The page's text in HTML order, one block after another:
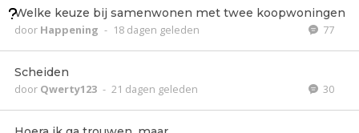
Welke keuze bij samenwonen met twee koopwoningen
door Happening - 18 dagen geleden 77
Scheiden
door Qwerty123 - 21 dagen geleden 30